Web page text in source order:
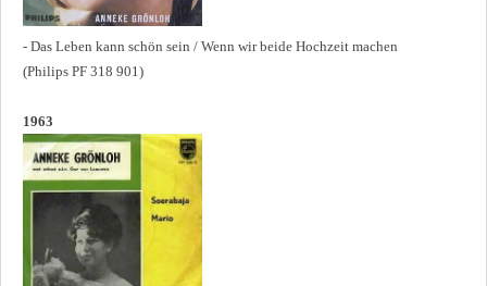
- Das Leben kann schön sein / Wenn wir beide Hochzeit machen
(Philips PF 318 901)
1963